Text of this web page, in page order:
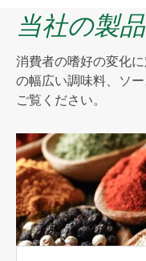
当社の製
消費者の嗜好の変化
の幅広い調味料、ソ
ご覧ください。